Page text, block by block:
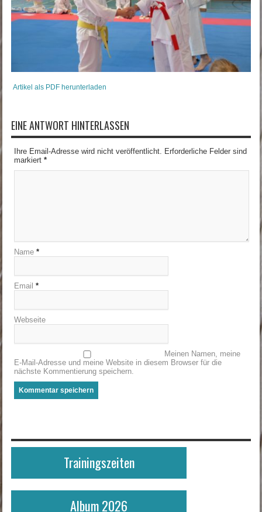
Artikel als PDF herunterladen
EINE ANTWORT HINTERLASSEN
Ihre Email-Adresse wird nicht veröffentlicht. Erforderliche Felder sind
markiert *
Name *
Email *
Webseite
Meinen Namen, meine
E-Mail-Adresse und meine Website in diesem Browser für die
nächste Kommentierung speichern.
Trainingszeiten
Album 2026